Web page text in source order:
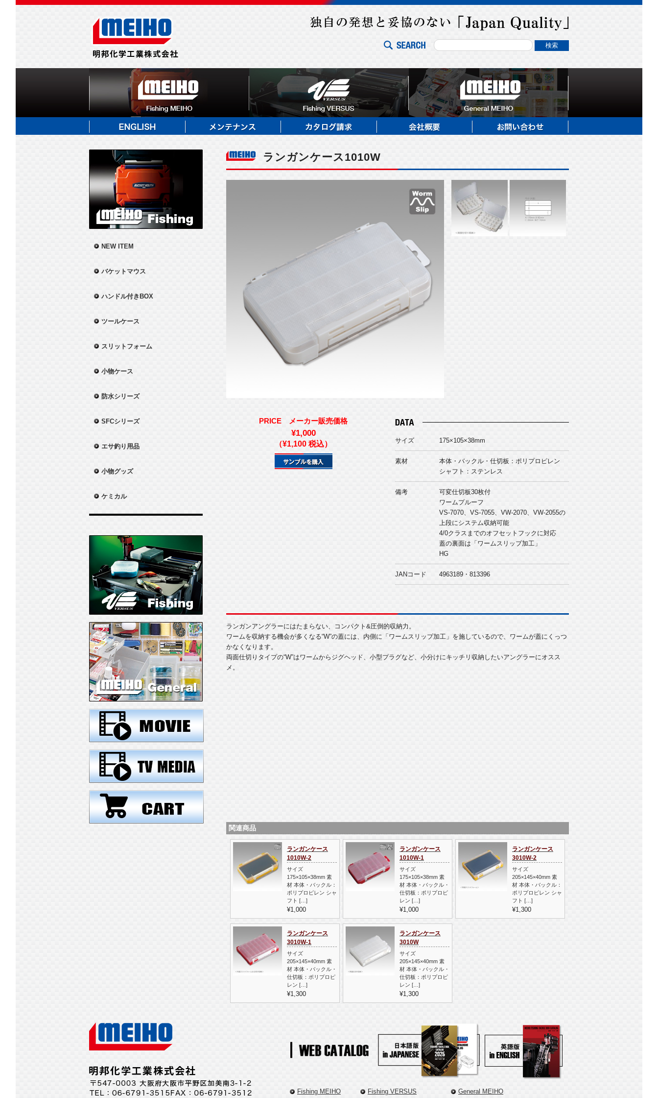
NEW ITEM
バケットマウス
ハンドル付きBOX
ツールケース
スリットフォーム
小物ケース
防水シリーズ
SFCシリーズ
エサ釣り用品
小物グッズ
ケミカル
ランガンケース1010W
PRICE メーカー販売価格
¥1,000
（¥1,100 税込） サイズ 175×105×38mm
素材
本体・バックル・仕切板：ポリプロピレン
シャフト：ステンレス
備考
可変仕切板30枚付
ワームプルーフ
VS-7070、VS-7055、VW-2070、VW-2055の
上段にシステム収納可能
4/0クラスまでのオフセットフックに対応
蓋の裏面は「ワームスリップ加工」
HG
JANコード 4963189・813396
ランガンアングラーにはたまらない、コンパクト&圧倒的収納力。
ワームを収納する機会が多くなる“W”の蓋には、内側に「ワームスリップ加工」を施しているので、ワームが蓋にくっつ
かなくなります。
両面仕切りタイプの“W”はワームからジグヘッド、小型プラグなど、小分けにキッチリ収納したいアングラーにオスス
メ。
関連商品
ランガンケース
1010W-2
サイズ
175×105×38mm 素
材 本体・バックル：
ポリプロピレン シャ
フト […]
¥1,000
ランガンケース
1010W-1
サイズ
175×105×38mm 素
材 本体・バックル・
仕切板：ポリプロピ
レン […]
¥1,000
ランガンケース
3010W-2
サイズ
205×145×40mm 素
材 本体・バックル：
ポリプロピレン シャ
フト […]
¥1,300
ランガンケース
3010W-1
サイズ
205×145×40mm 素
材 本体・バックル・
仕切板：ポリプロピ
レン […]
¥1,300
ランガンケース
3010W
サイズ
205×145×40mm 素
材 本体・バックル・
仕切板：ポリプロピ
レン […]
¥1,300
Fishing MEIHO Fishing VERSUS General MEIHO